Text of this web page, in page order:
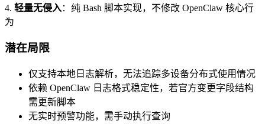
4. 轻量无侵入：纯 Bash 脚本实现，不修改 OpenClaw 核心行
为
潜在局限
仅支持本地日志解析，无法追踪多设备分布式使用情况
依赖 OpenClaw 日志格式稳定性，若官方变更字段结构
需更新脚本
无实时预警功能，需手动执行查询